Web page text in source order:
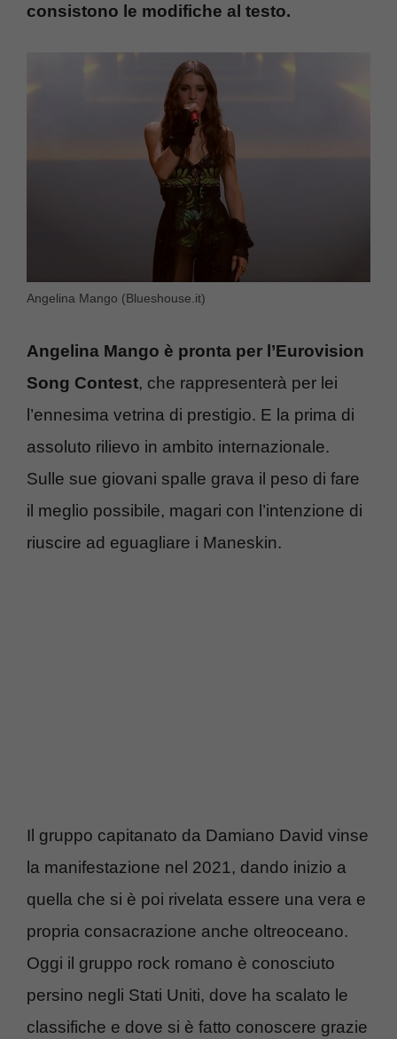
consistono le modifiche al testo.
Angelina Mango (Blueshouse.it)
Angelina Mango è pronta per l’Eurovision
Song Contest, che rappresenterà per lei
l’ennesima vetrina di prestigio. E la prima di
assoluto rilievo in ambito internazionale.
Sulle sue giovani spalle grava il peso di fare
il meglio possibile, magari con l’intenzione di
riuscire ad eguagliare i Maneskin.
Il gruppo capitanato da Damiano David vinse
la manifestazione nel 2021, dando inizio a
quella che si è poi rivelata essere una vera e
propria consacrazione anche oltreoceano.
Oggi il gruppo rock romano è conosciuto
persino negli Stati Uniti, dove ha scalato le
classifiche e dove si è fatto conoscere grazie